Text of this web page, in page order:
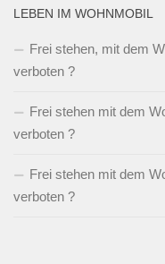
LEBEN IM WOHNMOBIL
Frei stehen, mit dem
verboten ?
Frei stehen mit dem
verboten ?
Frei stehen mit dem
verboten ?